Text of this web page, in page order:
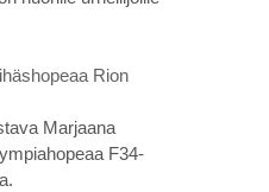
Rion
Marjaana
F34-